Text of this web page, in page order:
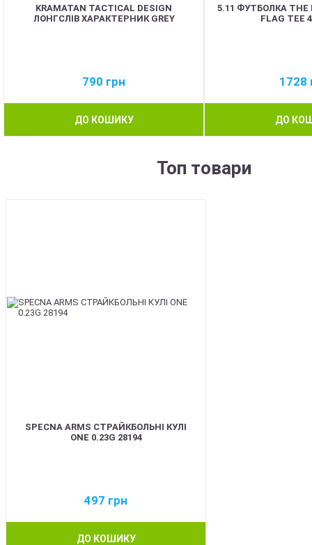
KRAMATAN TACTICAL DESIGN
ЛОНГСЛІВ ХАРАКТЕРНИК GREY
790 грн
ДО КОШИКУ
5.11 ФУТБОЛКА THE
FLAG TEE
1728
ДО
Топ товари
SPECNA ARMS СТРАЙКБОЛЬНІ КУЛІ
ONE 0.23G 28194
497 грн
ДО КОШИКУ